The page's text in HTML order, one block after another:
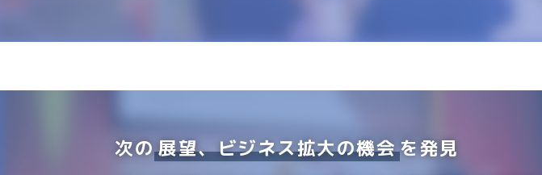
次の 展望、ビジネス拡大の機会 を発見